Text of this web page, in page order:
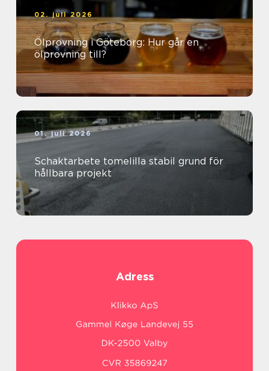
02. juli 2026
Ölprovning i Göteborg: Hur går en
ölprovning till?
01. juli 2026
Schaktarbete tomelilla stabil grund för
hållbara projekt
Adress